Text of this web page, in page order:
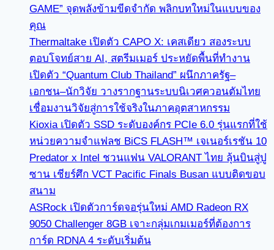
GAME” จุดพลังข้ามขีดจำกัด พลิกบทใหม่ในแบบของ
คุณ
Thermaltake เปิดตัว CAPO X: เคสเดียว สองระบบ
ตอบโจทย์สาย AI, สตรีมเมอร์ ประหยัดพื้นที่ทำงาน
เปิดตัว “Quantum Club Thailand” ผนึกภาครัฐ–
เอกชน–นักวิจัย วางรากฐานระบบนิเวศควอนตัมไทย
เชื่อมงานวิจัยสู่การใช้จริงในภาคอุตสาหกรรม
Kioxia เปิดตัว SSD ระดับองค์กร PCIe 6.0 รุ่นแรกที่ใช้
หน่วยความจำแฟลช BiCS FLASH™ เจเนอร์เรชัน 10
Predator x Intel ชวนแฟน VALORANT ไทย ลุ้นบินสู่ปู
ซาน เชียร์ศึก VCT Pacific Finals Busan แบบติดขอบ
สนาม
ASRock เปิดตัวการ์ดจอรุ่นใหม่ AMD Radeon RX
9050 Challenger 8GB เจาะกลุ่มเกมเมอร์ที่ต้องการ
การ์ด RDNA 4 ระดับเริ่มต้น